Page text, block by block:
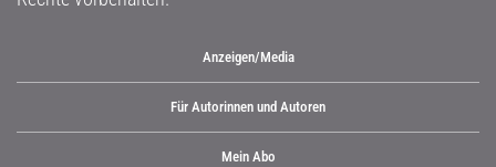
Anzeigen/Media
Für Autorinnen und Autoren
Mein Abo